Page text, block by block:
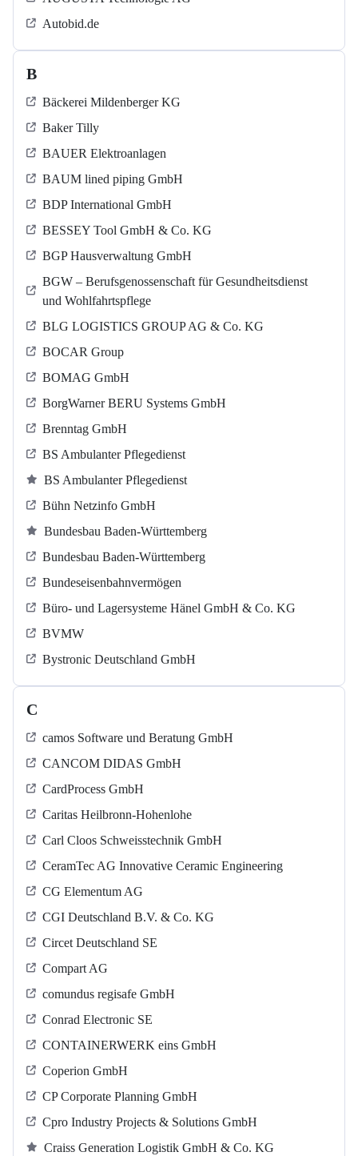
Autobid.de
B
Bäckerei Mildenberger KG
Baker Tilly
BAUER Elektroanlagen
BAUM lined piping GmbH
BDP International GmbH
BESSEY Tool GmbH & Co. KG
BGP Hausverwaltung GmbH
BGW – Berufsgenossenschaft für Gesundheitsdienst
und Wohlfahrtspflege
BLG LOGISTICS GROUP AG & Co. KG
BOCAR Group
BOMAG GmbH
BorgWarner BERU Systems GmbH
Brenntag GmbH
BS Ambulanter Pflegedienst
BS Ambulanter Pflegedienst
Bühn Netzinfo GmbH
Bundesbau Baden-Württemberg
Bundesbau Baden-Württemberg
Bundeseisenbahnvermögen
Büro- und Lagersysteme Hänel GmbH & Co. KG
BVMW
Bystronic Deutschland GmbH
C
camos Software und Beratung GmbH
CANCOM DIDAS GmbH
CardProcess GmbH
Caritas Heilbronn-Hohenlohe
Carl Cloos Schweisstechnik GmbH
CeramTec AG Innovative Ceramic Engineering
CG Elementum AG
CGI Deutschland B.V. & Co. KG
Circet Deutschland SE
Compart AG
comundus regisafe GmbH
Conrad Electronic SE
CONTAINERWERK eins GmbH
Coperion GmbH
CP Corporate Planning GmbH
Cpro Industry Projects & Solutions GmbH
Craiss Generation Logistik GmbH & Co. KG